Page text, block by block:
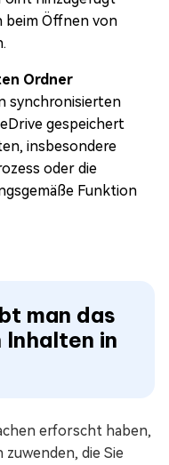
beim Öffnen von
Ordner
synchronisierten
gespeichert
insbesondere
oder die
Funktion
man das
Inhalten in
erforscht haben,
die Sie